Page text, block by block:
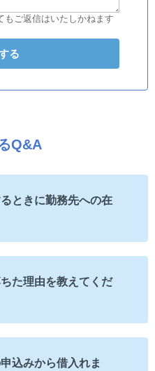
もご返信はいたしかねます
Q&A
ときに勤務先への在
た理由を教えてくだ
込みから借入れま